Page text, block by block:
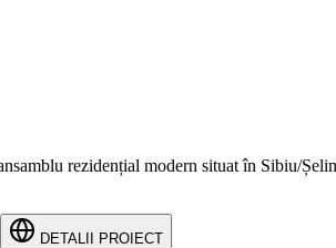
rezidențial modern situat în Sibiu/
DETALII PROIECT